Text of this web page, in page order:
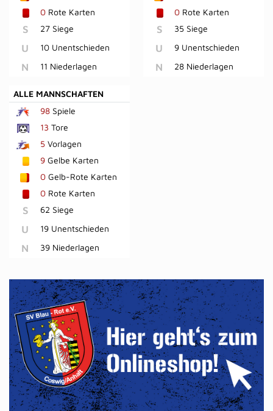
0 Rote Karten
S 27 Siege
U 10 Unentschieden
N 11 Niederlagen
0Rote Karten
S 35 Siege
U 9 Unentschieden
N 28 Niederlagen
ALLE MANNSCHAFTEN
98 Spiele
13 Tore
5 Vorlagen
9 Gelbe Karten
0 Gelb-Rote Karten
0 Rote Karten
S 62 Siege
U 19 Unentschieden
N 39 Niederlagen